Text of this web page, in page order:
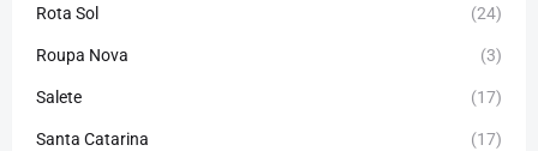
Rota Sol (24)
Roupa Nova (3)
Salete (17)
Santa Catarina (17)